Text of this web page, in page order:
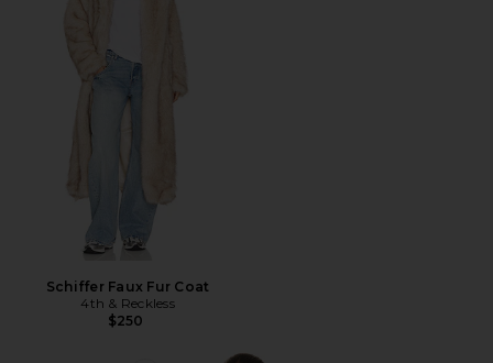
Schiffer Faux Fur Coat
4th & Reckless
$250